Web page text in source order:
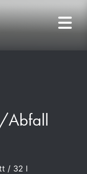
Abfall
/ 32 l